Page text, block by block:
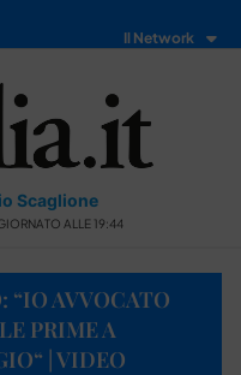
Il Network
Scaglione
ALLE 19:44
“IO AVVOCATO
PRIME A
| VIDEO